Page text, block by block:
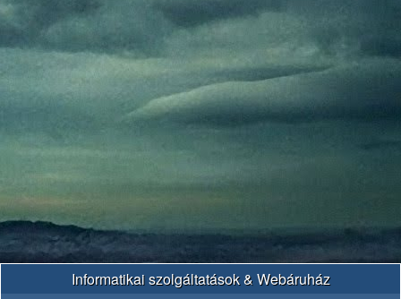
Informatikai szolgáltatások & Webáruház